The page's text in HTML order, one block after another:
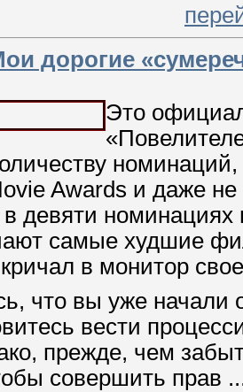
дорогие
Это
Awards и даже
в девяти
самые худшие
в монитор
что вы уже начали
вести
прежде, чем
совершить прав